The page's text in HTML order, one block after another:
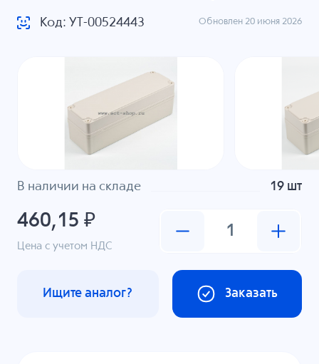
Код: УТ-00524443 Обновлен 20 июня 2026
В наличии на складе 19 шт
460,15 ₽
Цена с учетом НДС
Заказать
Ищите аналог?